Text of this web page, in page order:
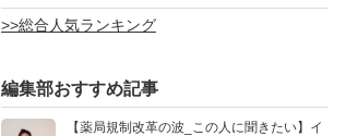
>>総合人気ランキング
編集部おすすめ記事
【薬局規制改革の波_この人に聞きたい】イ